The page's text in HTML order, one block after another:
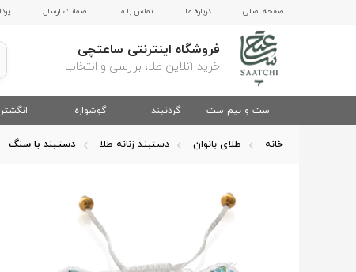
صفحه اصلی درباره ما تماس با ما ضمانت ارسال
فروشگاه اینترنتی ساعتچی
خرید آنلاین طلا، بررسی و انتخاب
ست و نیم ست گردنبند گوشواره انگشتر
خانه طلای بانوان دستبند زنانه طلا دستبند با سنگ